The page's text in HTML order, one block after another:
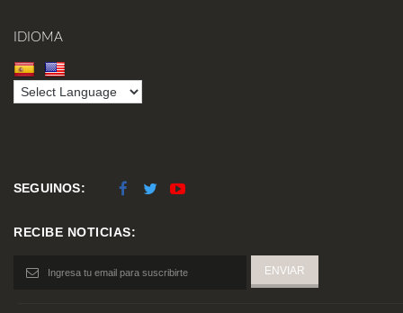
IDIOMA
SEGUINOS:
RECIBE NOTICIAS: